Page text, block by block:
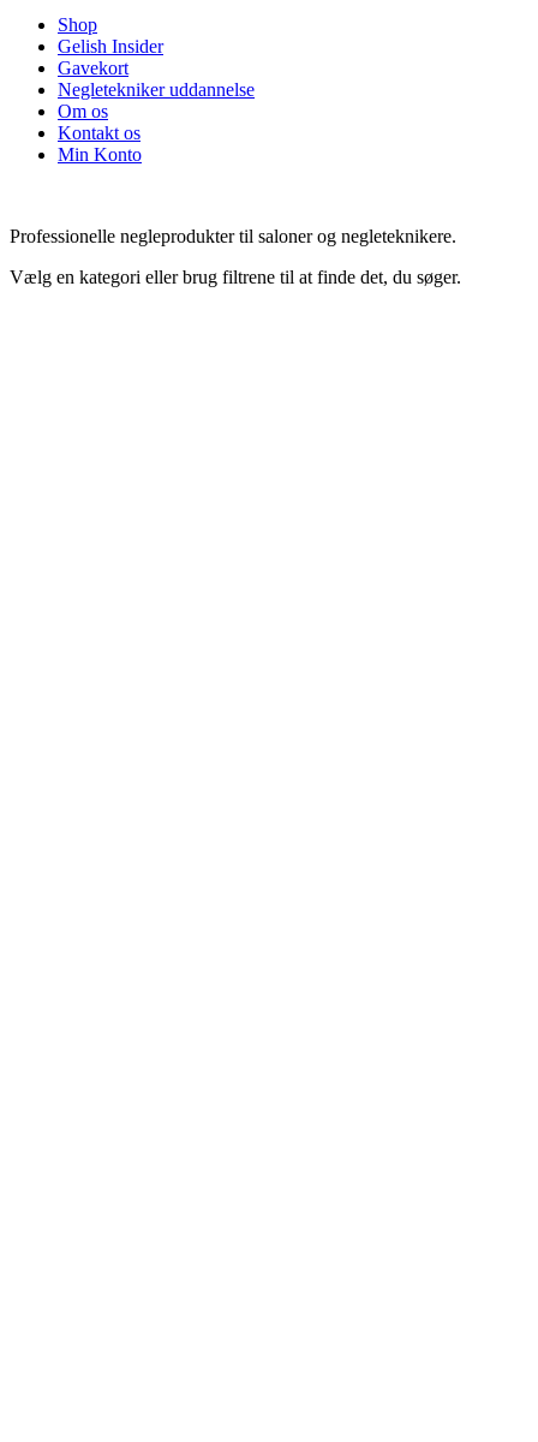
Shop
Gelish Insider
Gavekort
Negletekniker uddannelse
Om os
Kontakt os
Min Konto
Professionelle negleprodukter til saloner og negleteknikere.
Vælg en kategori eller brug filtrene til at finde det, du søger.